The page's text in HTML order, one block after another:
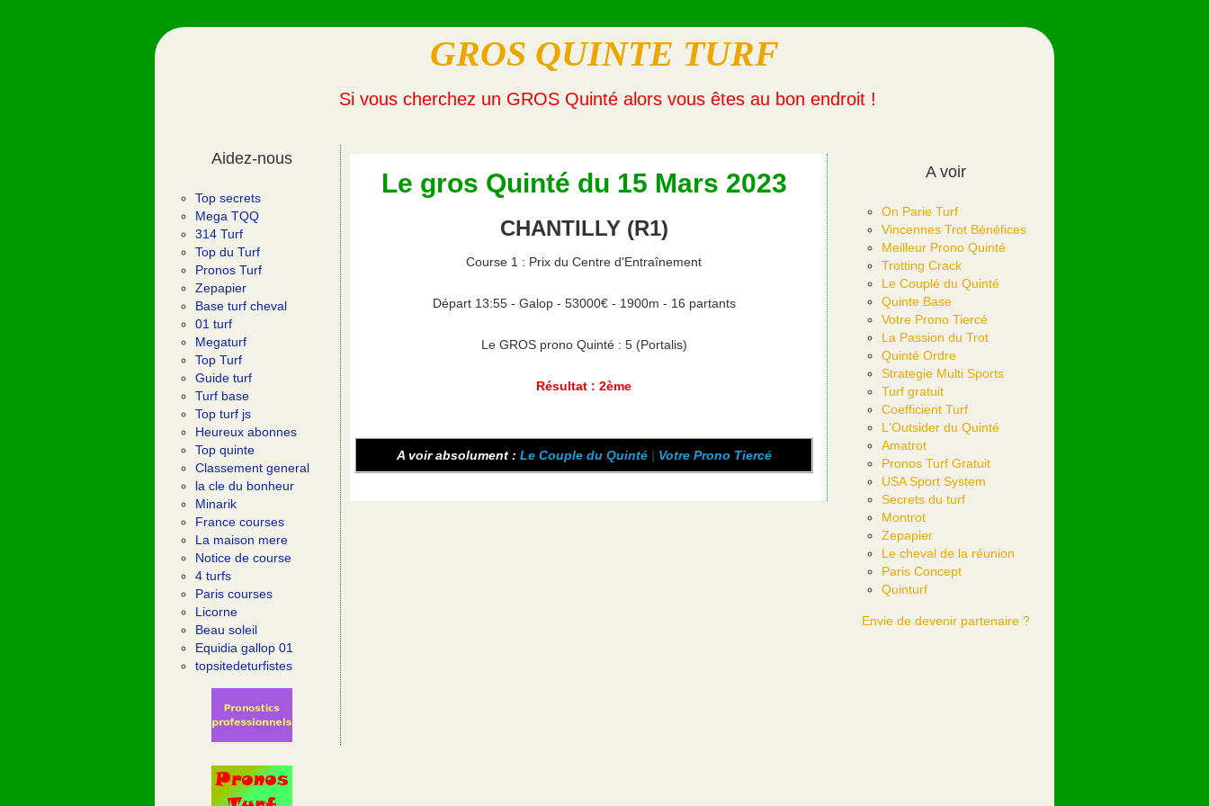
GROS QUINTE TURF
Si vous cherchez un GROS Quinté alors vous êtes au bon endroit !
Aidez-nous
Top secrets
Mega TQQ
314 Turf
Top du Turf
Pronos Turf
Zepapier
Base turf cheval
01 turf
Megaturf
Top Turf
Guide turf
Turf base
Top turf js
Heureux abonnes
Top quinte
Classement general
la cle du bonheur
Minarik
France courses
La maison mere
Notice de course
4 turfs
Paris courses
Licorne
Beau soleil
Equidia gallop 01
topsitedeturfistes
Le gros Quinté du 15 Mars 2023
CHANTILLY (R1)
Course 1 : Prix du Centre d'Entraînement
Départ 13:55 - Galop - 53000€ - 1900m - 16 partants
Le GROS prono Quinté : 5 (Portalis)
Résultat : 2ème
A voir absolument : Le Couple du Quinté| Votre Prono Tiercé
A voir
On Parie Turf
Vincennes Trot Bénéfices
Meilleur Prono Quinté
Trotting Crack
Le Couplé du Quinté
Quinte Base
Votre Prono Tiercé
La Passion du Trot
Quinté Ordre
Strategie Multi Sports
Turf gratuit
Coefficient Turf
L'Outsider du Quinté
Amatrot
Pronos Turf Gratuit
USA Sport System
Secrets du turf
Montrot
Zepapier
Le cheval de la réunion
Paris Concept
Quinturf
Envie de devenir partenaire ?